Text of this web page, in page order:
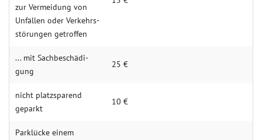
zur Vermei­dung von
Unfäl­len oder Ver­kehrs­
störungen getrof­fen
... mit Sach­be­schädi­
gung
25 €
nicht platz­s­­parend
geparkt
10 €
Park­­lücke einem